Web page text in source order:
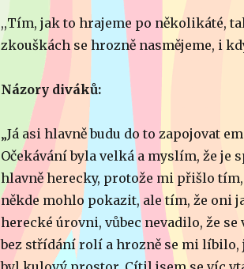
,,Tím, jak to hrajeme po několikáté,
zkouškách se hrozně nasmějeme, i
Názory diváků:
„Já asi hlavně budu do to zapojovat
Očekávání byla velká a myslím, že je
hlavně herecky, protože mi přišlo
někde mohlo pokazit, ale tím, že oni
herecké úrovni, vůbec nevadilo, že
bez střídání rolí a hrozně se mi